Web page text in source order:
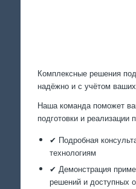
Комплексные решения
надёжно и с учётом
Наша команда поможет
подготовки и реализации
✔ Подробная
технологиям
✔ Демонстрация
решений и доступных